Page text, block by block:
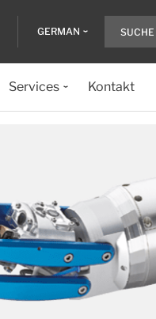
GERMAN
Services Kontakt